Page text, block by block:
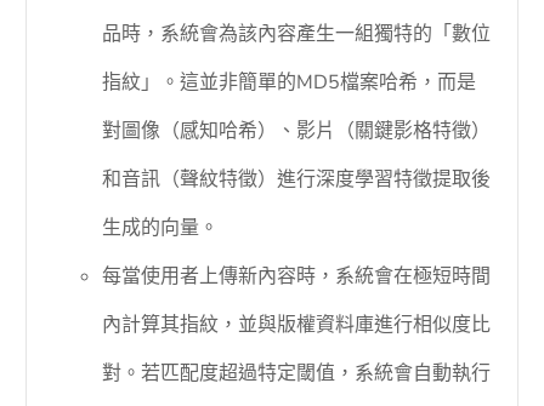
品時，系統會為該內容產生一組獨特的「數位
指紋」。這並非簡單的MD5檔案哈希，而是
對圖像（感知哈希）、影片（關鍵影格特徵）
和音訊（聲紋特徵）進行深度學習特徵提取後
生成的向量。
每當使用者上傳新內容時，系統會在極短時間
內計算其指紋，並與版權資料庫進行相似度比
對。若匹配度超過特定閾值，系統會自動執行